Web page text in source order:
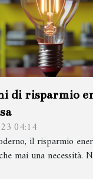
di risparmio
04:14
il risparmio
mai una necessità.